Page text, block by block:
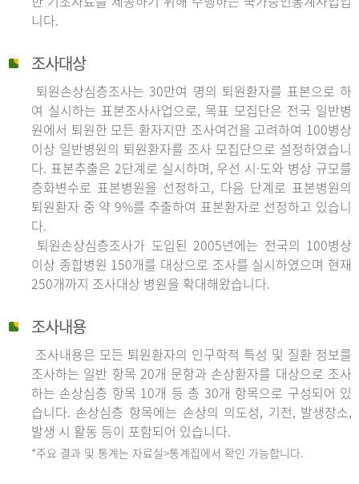
니다.
조사대상
퇴원손상심층조사는 30만여 명의 퇴원환자를 표본으로 하
여 실시하는 표본조사사업으로, 목표 모집단은 전국 일반병
원에서 퇴원한 모든 환자지만 조사여건을 고려하여 100병상
이상 일반병원의 퇴원환자를 조사 모집단으로 설정하였습니
다. 표본추출은 2단계로 실시하며, 우선 시·도와 병상 규모를
층화변수로 표본병원을 선정하고, 다음 단계로 표본병원의
퇴원환자 중 약 9%를 추출하여 표본환자로 선정하고 있습니
다.
퇴원손상심층조사가 도입된 2005년에는 전국의 100병상
이상 종합병원 150개를 대상으로 조사를 실시하였으며 현재
250개까지 조사대상 병원을 확대해왔습니다.
조사내용
조사내용은 모든 퇴원환자의 인구학적 특성 및 질환 정보를
조사하는 일반 항목 20개 문항과 손상환자를 대상으로 조사
하는 손상심층 항목 10개 등 총 30개 항목으로 구성되어 있
습니다. 손상심층 항목에는 손상의 의도성, 기전, 발생장소,
발생 시 활동 등이 포함되어 있습니다.
*주요 결과 및 통계는 자료실>통계집에서 확인 가능합니다.